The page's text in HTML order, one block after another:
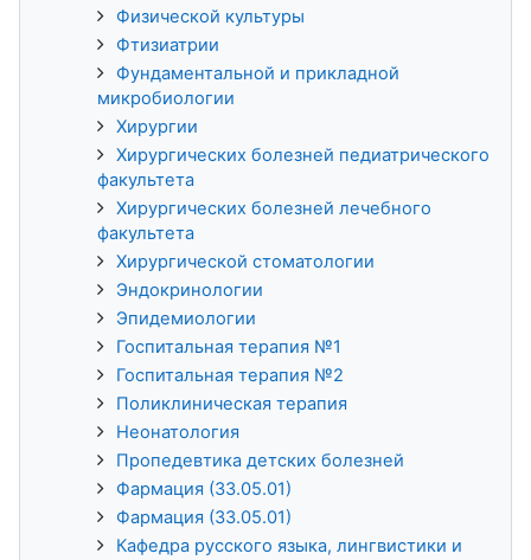
Физической культуры
Фтизиатрии
Фундаментальной и прикладной
микробиологии
Хирургии
Хирургических болезней педиатрического
факультета
Хирургических болезней лечебного
факультета
Хирургической стоматологии
Эндокринологии
Эпидемиологии
Госпитальная терапия №1
Госпитальная терапия №2
Поликлиническая терапия
Неонатология
Пропедевтика детских болезней
Фармация (33.05.01)
Фармация (33.05.01)
Кафедра русского языка, лингвистики и